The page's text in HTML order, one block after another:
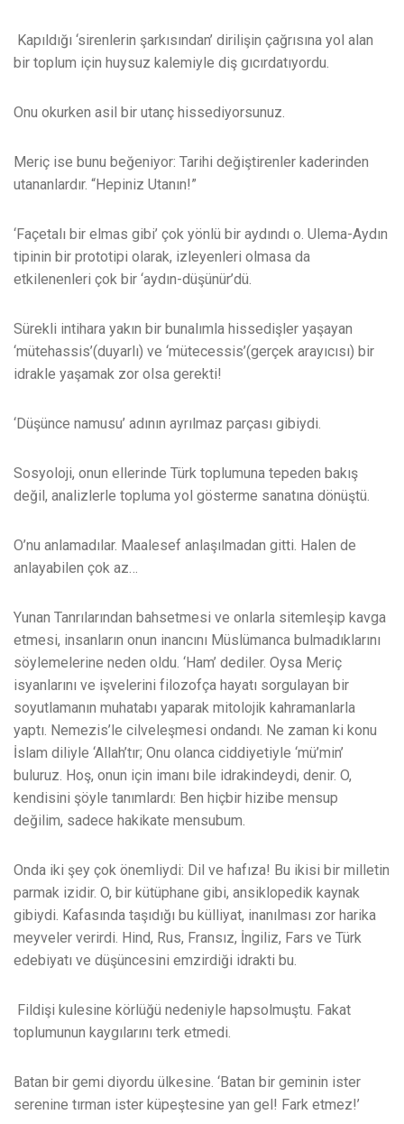
Kapıldığı ‘sirenlerin şarkısından’ dirilişin çağrısına yol alan
bir toplum için huysuz kalemiyle diş gıcırdatıyordu.
Onu okurken asil bir utanç hissediyorsunuz.
Meriç ise bunu beğeniyor: Tarihi değiştirenler kaderinden
utananlardır. “Hepiniz Utanın!”
‘Façetalı bir elmas gibi’ çok yönlü bir aydındı o. Ulema-Aydın
tipinin bir prototipi olarak, izleyenleri olmasa da
etkilenenleri çok bir ‘aydın-düşünür’dü.
Sürekli intihara yakın bir bunalımla hissedişler yaşayan
‘mütehassis’(duyarlı) ve ‘mütecessis’(gerçek arayıcısı) bir
idrakle yaşamak zor olsa gerekti!
‘Düşünce namusu’ adının ayrılmaz parçası gibiydi.
Sosyoloji, onun ellerinde Türk toplumuna tepeden bakış
değil, analizlerle topluma yol gösterme sanatına dönüştü.
O’nu anlamadılar. Maalesef anlaşılmadan gitti. Halen de
anlayabilen çok az…
Yunan Tanrılarından bahsetmesi ve onlarla sitemleşip kavga
etmesi, insanların onun inancını Müslümanca bulmadıklarını
söylemelerine neden oldu. ‘Ham’ dediler. Oysa Meriç
isyanlarını ve işvelerini filozofça hayatı sorgulayan bir
soyutlamanın muhatabı yaparak mitolojik kahramanlarla
yaptı. Nemezis’le cilveleşmesi ondandı. Ne zaman ki konu
İslam diliyle ‘Allah’tır; Onu olanca ciddiyetiyle ‘mü’min’
buluruz. Hoş, onun için imanı bile idrakindeydi, denir. O,
kendisini şöyle tanımlardı: Ben hiçbir hizibe mensup
değilim, sadece hakikate mensubum.
Onda iki şey çok önemliydi: Dil ve hafıza! Bu ikisi bir milletin
parmak izidir. O, bir kütüphane gibi, ansiklopedik kaynak
gibiydi. Kafasında taşıdığı bu külliyat, inanılması zor harika
meyveler verirdi. Hind, Rus, Fransız, İngiliz, Fars ve Türk
edebiyatı ve düşüncesini emzirdiği idrakti bu.
Fildişi kulesine körlüğü nedeniyle hapsolmuştu. Fakat
toplumunun kaygılarını terk etmedi.
Batan bir gemi diyordu ülkesine. ‘Batan bir geminin ister
serenine tırman ister küpeştesine yan gel! Fark etmez!’